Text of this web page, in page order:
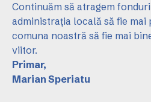
Continuăm să atragem
administrația locală să fie
comuna noastră să fie mai
viitor.
Primar,
Marian Speriatu